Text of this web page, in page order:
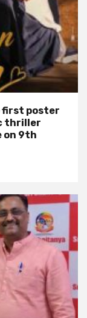
first poster
thriller
on 9th